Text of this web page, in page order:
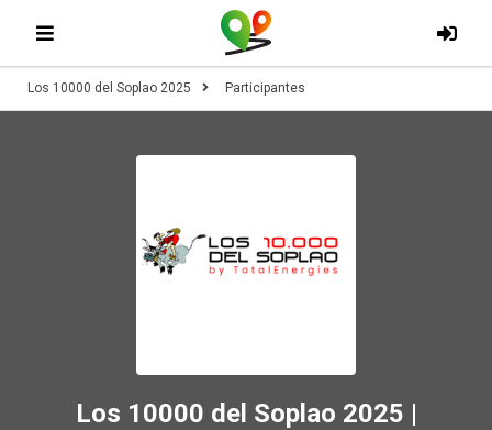
Los 10000 del Soplao 2025 Participantes
Los 10000 del Soplao 2025 |